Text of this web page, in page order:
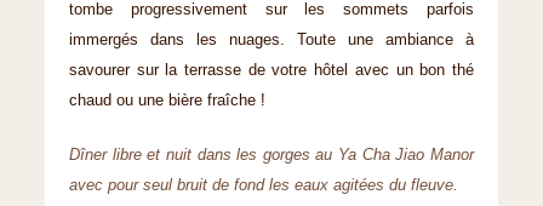
tombe progressivement sur les sommets parfois
immergés dans les nuages. Toute une ambiance à
savourer sur la terrasse de votre hôtel avec un bon thé
chaud ou une bière fraîche !
Dîner libre et nuit dans les gorges au Ya Cha Jiao Manor
avec pour seul bruit de fond les eaux agitées du fleuve.